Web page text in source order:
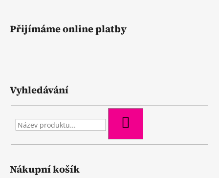
Přijímáme online platby
Vyhledávání
Nákupní košík